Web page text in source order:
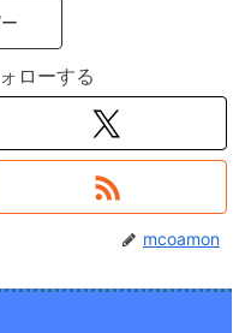
ローする
mcoamon